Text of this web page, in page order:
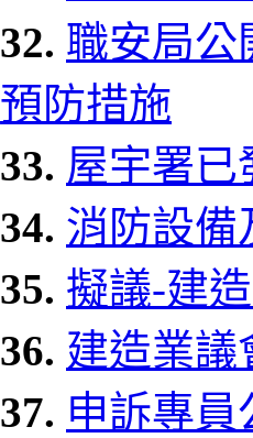
32. 職安局公
預防措施
33. 屋宇署已
34. 消防設備
35. 擬議-建
36. 建造業議
37. 申訴專